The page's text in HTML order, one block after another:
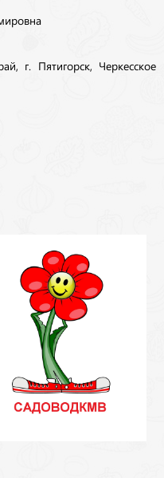
г. Пятигорск, Черкесское